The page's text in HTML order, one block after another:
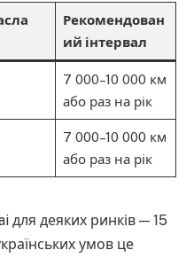
Рекомендован
ий інтервал
7 000–10 000 км
або раз на рік
7 000–10 000 км
або раз на рік
для деяких ринків — 15
умов це